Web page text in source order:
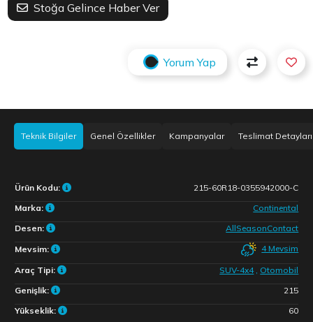
Stoğa Gelince Haber Ver
Yorum Yap
Teknik Bilgiler Genel Özellikler Kampanyalar Teslimat Detayları
Ürün Kodu:
215-60R18-0355942000-C
Marka:
Continental
Desen:
AllSeasonContact
Mevsim:
4 Mevsim
Araç Tipi: SUV-4x4
Otomobil
Genişlik:
215
Yükseklik:
60